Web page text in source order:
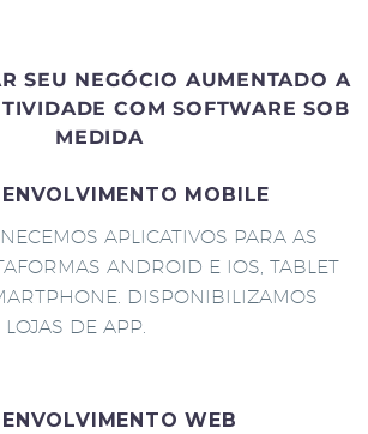
SEU NEGÓCIO AUMENTADO A
COM SOFTWARE SOB
MEDIDA
MOBILE
APLICATIVOS PARA AS
ANDROID E IOS, TABLET
DISPONIBILIZAMOS
LOJAS DE APP.
WEB